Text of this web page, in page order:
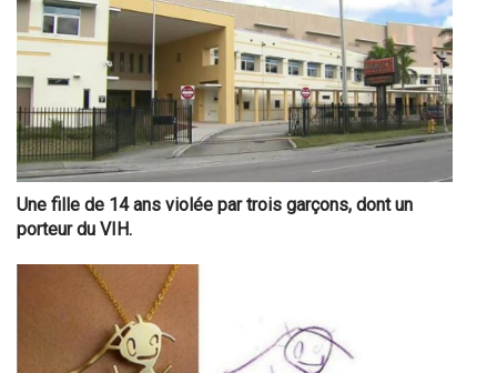
Une fille de 14 ans violée par trois garçons, dont un
porteur du VIH.